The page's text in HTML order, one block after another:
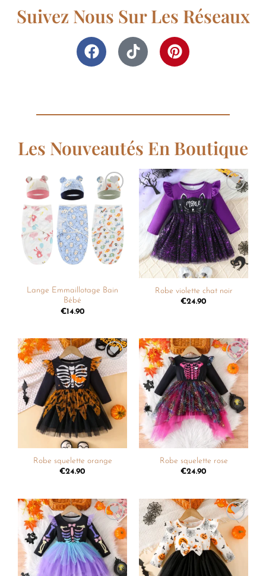
Suivez Nous Sur Les Réseaux
Les Nouveautés En Boutique
Ajouter
à la
liste de
souhaits
Lange Emmaillotage Bain
Bébé
€14.90
Ajouter
à la
liste de
souhaits
Robe violette chat noir
€24.90
Ajouter
à la
liste de
souhaits
Robe squelette orange
€24.90
Ajouter
à la
liste de
souhaits
Robe squelette rose
€24.90
Ajouter
à la
liste de
souhaits
Ajouter
à la
liste de
souhaits